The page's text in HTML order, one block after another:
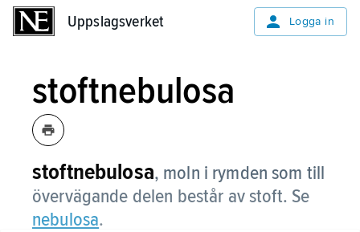
Uppslagsverket Logga in
stoftnebulosa
stoftnebulosa, moln i rymden som till
övervägande delen består av stoft. Se
nebulosa.